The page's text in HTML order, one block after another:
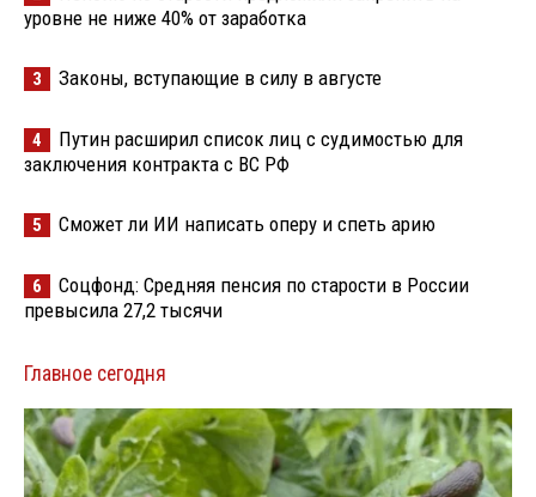
уровне не ниже 40% от заработка
3 Законы, вступающие в силу в августе
4
Путин расширил список лиц с судимостью для
заключения контракта с ВС РФ
5 Сможет ли ИИ написать оперу и спеть арию
6
Соцфонд: Средняя пенсия по старости в России
превысила 27,2 тысячи
Главное сегодня